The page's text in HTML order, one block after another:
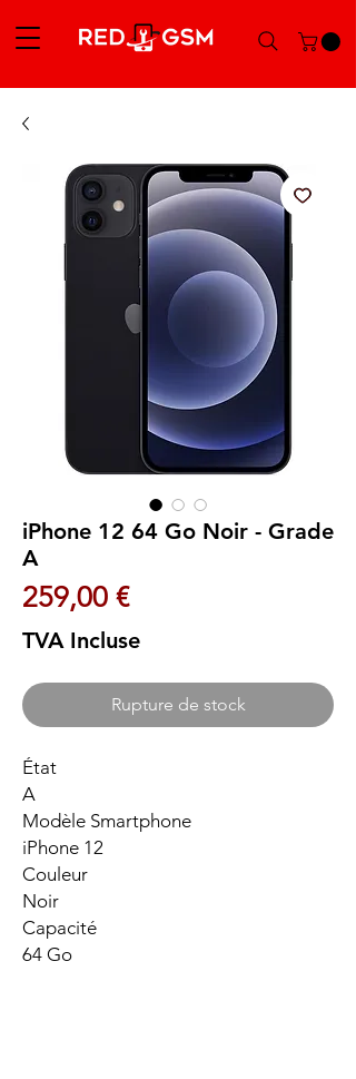
iPhone 12 64 Go Noir - Grade
A
259,00 €Prix
TVA Incluse
Rupture de stock
État
A
Modèle Smartphone
iPhone 12
Couleur
Noir
Capacité
64 Go